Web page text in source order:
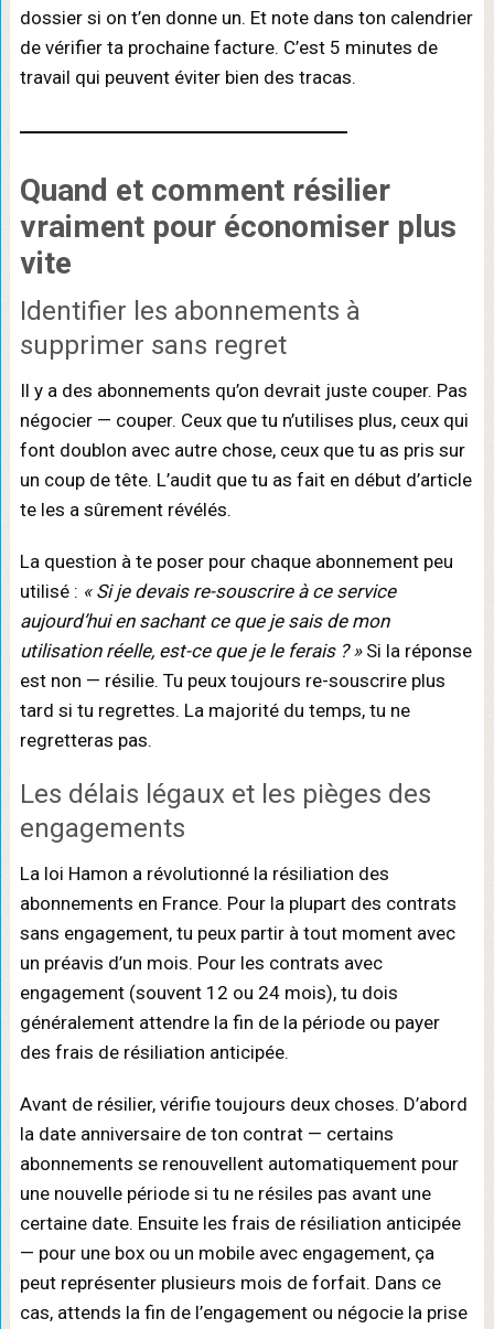
dossier si on t’en donne un. Et note dans ton calendrier
de vérifier ta prochaine facture. C’est 5 minutes de
travail qui peuvent éviter bien des tracas.
Quand et comment résilier
vraimentpour économiser plus
vite
Identifier les abonnements à
supprimer sans regret
Il y a des abonnements qu’on devrait juste couper. Pas
négocier — couper. Ceux que tu n’utilises plus, ceux qui
font doublon avec autre chose, ceux que tu as pris sur
un coup de tête. L’audit que tu as fait en début d’article
te les a sûrement révélés.
La question à te poser pour chaque abonnement peu
utilisé : « Si je devais re-souscrire à ce service
aujourd’hui en sachant ce que je sais de mon
utilisation réelle, est-ce que je le ferais ? »Si la réponse
est non — résilie. Tu peux toujours re-souscrire plus
tard si tu regrettes. La majorité du temps, tu ne
regretteras pas.
Les délais légaux et les pièges des
engagements
La loi Hamon a révolutionné la résiliation des
abonnements en France. Pour la plupart des contrats
sans engagement, tu peux partir à tout moment avec
un préavis d’un mois. Pour les contrats avec
engagement (souvent 12 ou 24 mois), tu dois
généralement attendre la fin de la période ou payer
des frais de résiliation anticipée.
Avant de résilier, vérifie toujours deux choses. D’abord
la date anniversaire de ton contrat — certains
abonnements se renouvellent automatiquement pour
une nouvelle période si tu ne résiles pas avant une
certaine date. Ensuite les frais de résiliation anticipée
— pour une box ou un mobile avec engagement, ça
peut représenter plusieurs mois de forfait. Dans ce
cas, attends la fin de l’engagement ou négocie la prise